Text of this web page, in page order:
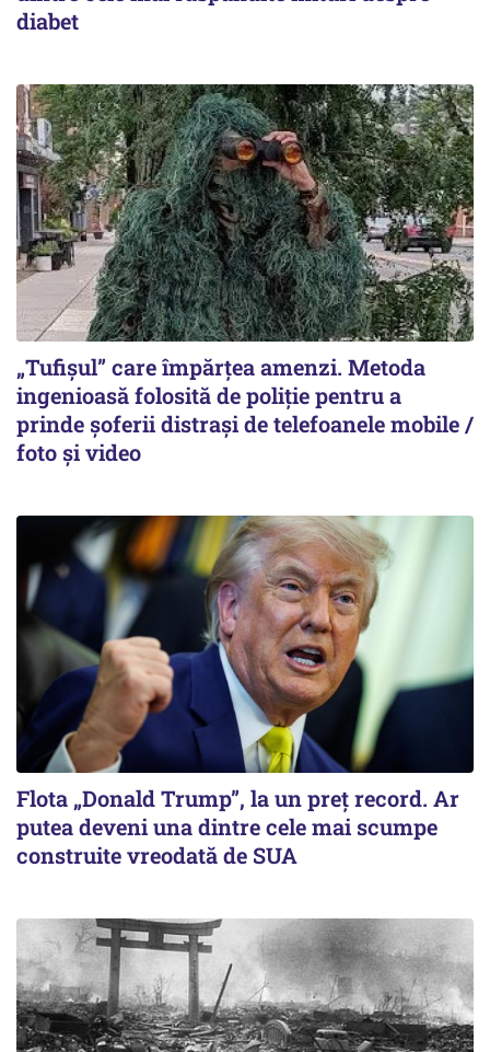
diabet
„Tufișul” care împărțea amenzi. Metoda
ingenioasă folosită de poliție pentru a
prinde șoferii distrași de telefoanele mobile /
foto și video
Flota „Donald Trump”, la un preț record. Ar
putea deveni una dintre cele mai scumpe
construite vreodată de SUA